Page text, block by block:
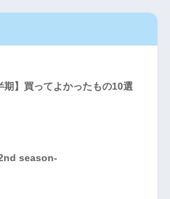
期】買ってよかったもの10選
season-